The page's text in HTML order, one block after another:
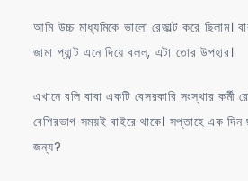
আমি উচ্চ মাধ্যমিকে ভালো রেজাল্ট করে ছিলাম।
জামা প্যান্ট এনে দিয়ে বলল, এটা তোর উপহার।
এখানে বলি বাবা একটি বেসরকারি সংস্থার কর্মী
বেশিরভাগ সময়ই বাইরে থাকে। সপ্তাহে এক
জন্য?